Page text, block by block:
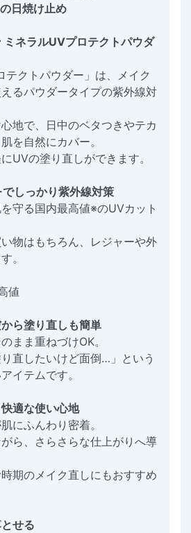
日焼け止め
ミネラルUVプロテクトパウダ
テクトパウダー」は、メイク
るパウダータイプの紫外線対
地で、日中のベタつきやテカ
を自然にカバー。
UVの塗り直しができます。
しっかり紫外線対策
守る国内最高値※のUVカット
物はもちろん、レジャーや外
。
値
ら塗り直しも簡単
まま重ねづけOK。
り直したいけど面倒…」という
イテムです。
適な使い心地
にふんわり密着。
ら、さらさらな仕上がりへ導
期のメイク直しにもおすすめ
せる